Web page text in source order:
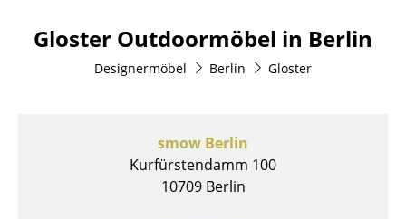
Sitzmöbel
Esszimmerstühle
Gloster Outdoormöbel in Berlin
Designermöbel Berlin Gloster
smow Berlin
Kurfürstendamm 100
10709 Berlin